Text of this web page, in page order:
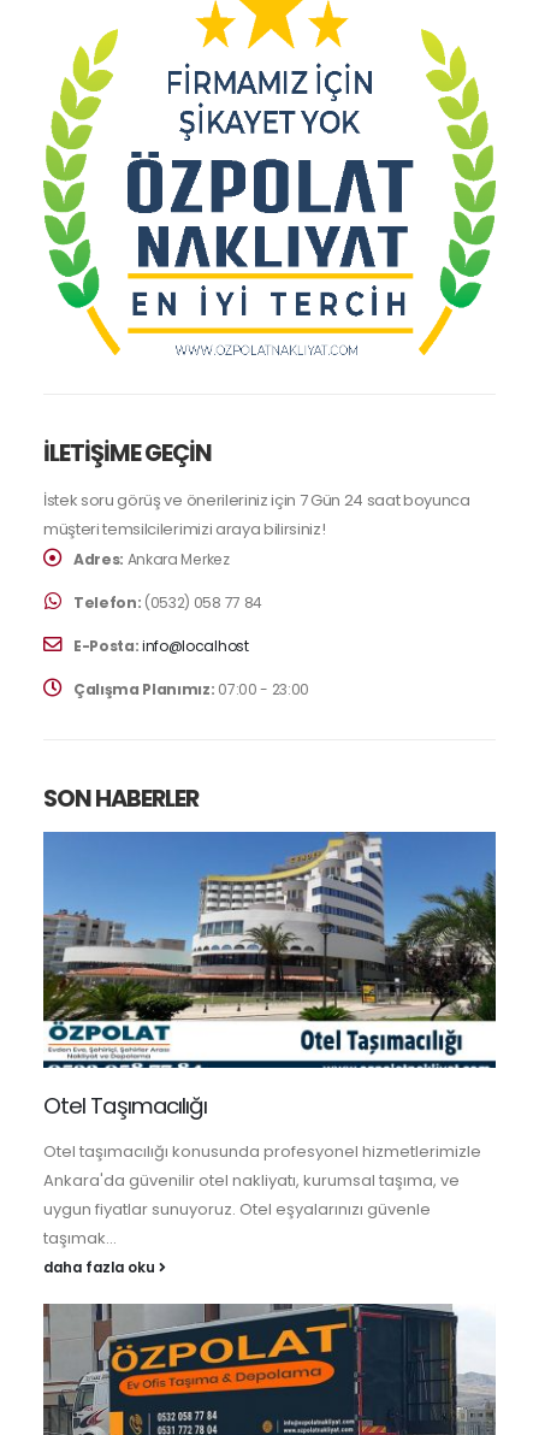
İLETİŞİME GEÇİN
İstek soru görüş ve önerileriniz için 7 Gün 24 saat boyunca
müşteri temsilcilerimizi araya bilirsiniz!
Adres: Ankara Merkez
Telefon: (0532) 058 77 84
E-Posta:info@localhost
Çalışma Planımız: 07:00 - 23:00
SON HABERLER
Otel Taşımacılığı
Otel taşımacılığı konusunda profesyonel hizmetlerimizle
Ankara'da güvenilir otel nakliyatı, kurumsal taşıma, ve
uygun fiyatlar sunuyoruz. Otel eşyalarınızı güvenle
taşımak...
daha fazla oku